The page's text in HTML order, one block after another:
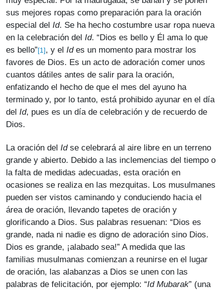
sus mejores ropas como preparación para la oración
especial del Id. Se ha hecho costumbre usar ropa nueva
en la celebración del Id. “Dios es bello y Él ama lo que
es bello”[1], y el Ides un momento para mostrar los
favores de Dios. Es un acto de adoración comer unos
cuantos dátiles antes de salir para la oración,
enfatizando el hecho de que el mes del ayuno ha
terminado y, por lo tanto, está prohibido ayunar en el día
del Id, pues es un día de celebración y de recuerdo de
Dios.
La oración del Idse celebrará al aire libre en un terreno
grande y abierto. Debido a las inclemencias del tiempo o
la falta de medidas adecuadas, esta oración en
ocasiones se realiza en las mezquitas. Los musulmanes
pueden ser vistos caminando y conduciendo hacia el
área de oración, llevando tapetes de oración y
glorificando a Dios. Sus palabras resuenan: “Dios es
grande, nada ni nadie es digno de adoración sino Dios.
Dios es grande, ¡alabado sea!” A medida que las
familias musulmanas comienzan a reunirse en el lugar
de oración, las alabanzas a Dios se unen con las
palabras de felicitación, por ejemplo: “Id Mubarak” (una